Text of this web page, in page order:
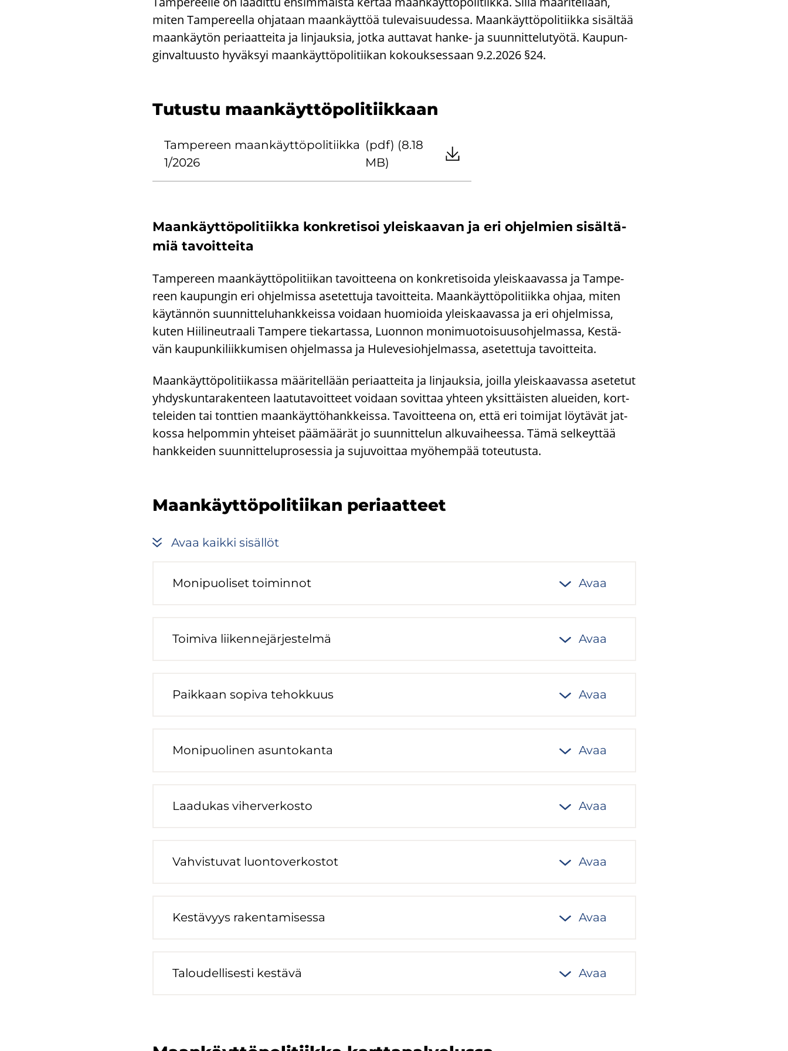
miten Tam­pe­reel­la oh­ja­taan maan­käyt­töä tu­le­vai­suu­des­sa. Maan­käyt­tö­po­li­tiik­ka si­säl­tää
maan­käy­tön pe­ri­aat­tei­ta ja lin­jauk­sia, jotka aut­ta­vat hanke-​ ja suun­nit­te­lu­työ­tä. Kau­pun­
gin­val­tuus­to hy­väk­syi maan­käyt­tö­po­li­tii­kan ko­kouk­ses­saan 9.2.2026 §24.
Tu­tus­tu maan­käyt­tö­po­li­tiik­kaan
Tam­pe­reen maan­käyt­tö­po­li­tiik­ka
1/2026
(pdf) (8.18
MB)
Maan­käyt­tö­po­li­tiik­ka kon­kre­ti­soi yleis­kaa­van ja eri oh­jel­mien si­säl­tä­
miä ta­voit­tei­ta
Tam­pe­reen maan­käyt­tö­po­li­tii­kan ta­voit­tee­na on kon­kre­ti­soi­da yleis­kaa­vas­sa ja Tam­pe­
reen kau­pun­gin eri oh­jel­mis­sa ase­tet­tu­ja ta­voit­tei­ta. Maan­käyt­tö­po­li­tiik­ka ohjaa, miten
käy­tän­nön suun­nit­te­lu­hank­keis­sa voi­daan huo­mioi­da yleis­kaa­vas­sa ja eri oh­jel­mis­sa,
kuten Hii­li­neut­raa­li Tam­pe­re tie­kar­tas­sa, Luon­non mo­ni­muo­toi­suus­oh­jel­mas­sa, Kes­tä­
vän kau­pun­ki­liik­ku­mi­sen oh­jel­mas­sa ja Hu­le­ve­sioh­jel­mas­sa, ase­tet­tu­ja ta­voit­tei­ta.
Maan­käyt­tö­po­li­tii­kas­sa mää­ri­tel­lään pe­ri­aat­tei­ta ja lin­jauk­sia, joil­la yleis­kaa­vas­sa ase­te­tut
yh­dys­kun­ta­ra­ken­teen laa­tu­ta­voit­teet voi­daan so­vit­taa yh­teen yk­sit­täis­ten aluei­den, kort­
te­lei­den tai tont­tien maan­käyt­tö­hank­keis­sa. Ta­voit­tee­na on, että eri toi­mi­jat löy­tä­vät jat­
kos­sa hel­pom­min yh­tei­set pää­mää­rät jo suun­nit­te­lun al­ku­vai­hees­sa. Tämä sel­keyt­tää
hank­kei­den suun­nit­te­lu­pro­ses­sia ja su­ju­voit­taa myö­hem­pää to­teu­tus­ta.
Maan­käyt­tö­po­li­tii­kan pe­ri­aat­teet
Avaa kaik­ki si­säl­löt
Mo­ni­puo­li­set toi­min­not Avaa
Toi­mi­va lii­ken­ne­jär­jes­tel­mä Avaa
Paik­kaan so­pi­va te­hok­kuus Avaa
Mo­ni­puo­li­nen asun­to­kan­ta Avaa
Laa­du­kas vi­her­ver­kos­to Avaa
Vah­vis­tu­vat luon­to­ver­kos­tot Avaa
Kes­tä­vyys ra­ken­ta­mi­ses­sa Avaa
Ta­lou­del­li­ses­ti kes­tä­vä Avaa